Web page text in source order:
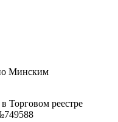
Минским
Торговом реестре